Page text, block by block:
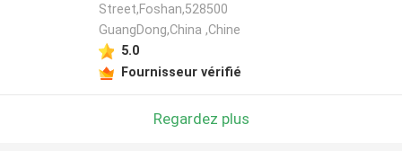
Street,Foshan,528500
GuangDong,China ,Chine
5.0
Fournisseur vérifié
Regardez plus